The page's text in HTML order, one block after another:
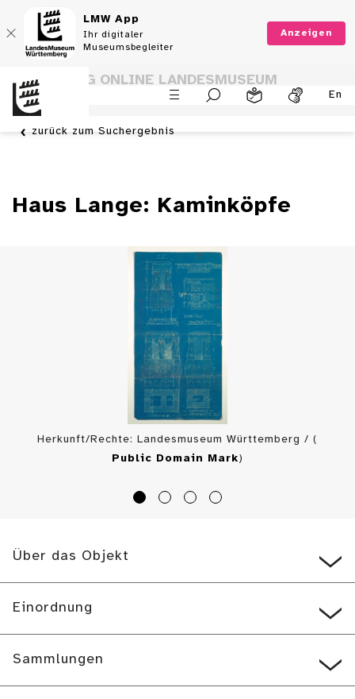
LMW App
Ihr digitaler
Museumsbegleiter
Anzeigen
En
SAMMLUNG ONLINE LANDESMUSEUM
WÜRTTEMBERG
zurück zum Suchergebnis
Haus Lange: Kaminköpfe
Herkunft/Rechte: Landesmuseum Württemberg / (
Public Domain Mark)
Über das Objekt
Einordnung
Sammlungen